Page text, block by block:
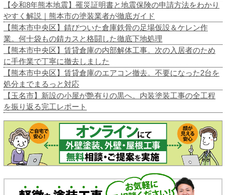
【令和8年熊本地震】罹災証明書と地震保険の申請方法をわかり
やすく解説｜熊本市の塗装業者が徹底ガイド
【熊本市中央区】錆びついた倉庫鉄骨の足場仮設＆ケレン作
業。何十袋もの錆カスと格闘した徹底下地処理
【熊本市中央区】賃貸倉庫の内部解体工事。次の入居者のため
に手作業で丁寧に撤去しました
【熊本市中央区】賃貸倉庫のエアコン撤去。不要になった2台を
処分までまるっと対応
【玉名市】新設の小屋が艶有りの黒へ。内装塗装工事の全工程
を振り返る完工レポート